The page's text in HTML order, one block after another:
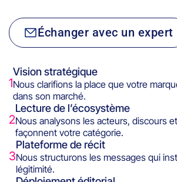
Échanger avec un expert
1
Vision stratégique
Nous clarifions la place que votre
dans son marché.
2
Lecture de l’écosystème
Nous analysons les acteurs, discours
façonnent votre catégorie.
3
Plateforme de récit
Nous structurons les messages qui
légitimité.